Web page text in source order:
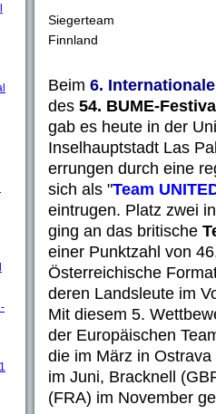
Siegerteam
Finnland
Beim 6.
des 54. BUME-
gab es heute in der
Inselhauptstadt Las
errungen durch eine
sich als "Team
eintrugen. Platz zwei
ging an das britische
einer Punktzahl von
Österreichische
deren Landsleute im
Mit diesem 5.
der Europäischen
die im März in
im Juni, Bracknell
(FRA) im November